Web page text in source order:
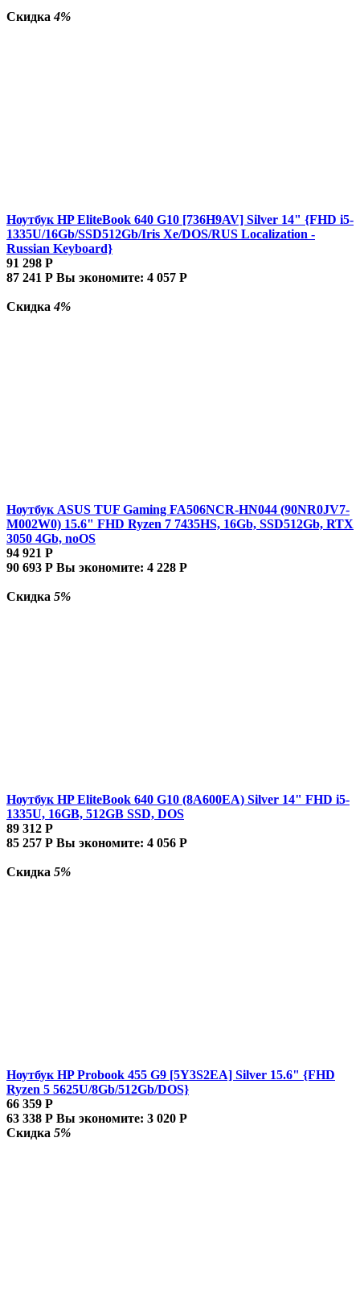
Скидка4%
Ноутбук HP EliteBook 640 G10 [736H9AV] Silver 14" {FHD i5-
1335U/16Gb/SSD512Gb/Iris Xe/DOS/RUS Localization -
Russian Keyboard}
91 298 Р
87 241 Р Вы экономите: 4 057 Р
Скидка4%
Ноутбук ASUS TUF Gaming FA506NCR-HN044 (90NR0JV7-
M002W0) 15.6" FHD Ryzen 7 7435HS, 16Gb, SSD512Gb, RTX
3050 4Gb, noOS
94 921 Р
90 693 Р Вы экономите: 4 228 Р
Скидка 5%
Ноутбук HP EliteBook 640 G10 (8A600EA) Silver 14" FHD i5-
1335U, 16GB, 512GB SSD, DOS
89 312 Р
85 257 Р Вы экономите: 4 056 Р
Скидка 5%
Ноутбук HP Probook 455 G9 [5Y3S2EA] Silver 15.6" {FHD
Ryzen 5 5625U/8Gb/512Gb/DOS}
66 359 Р
63 338 Р Вы экономите: 3 020 Р
Скидка 5%